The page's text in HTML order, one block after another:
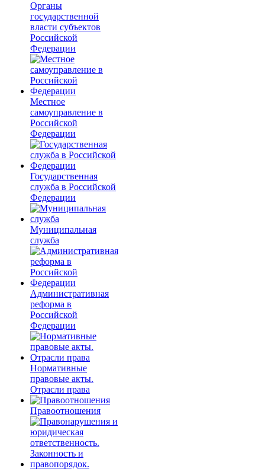
Органы
государственной
власти субъектов
Российской
Федерации
Местное
самоуправление в
Российской
Федерации
Государственная
служба в Российской
Федерации
Муниципальная
служба
Административная
реформа в
Российской
Федерации
Нормативные
правовые акты.
Отрасли права
Правоотношения